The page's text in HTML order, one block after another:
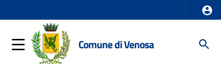
Comune di Venosa